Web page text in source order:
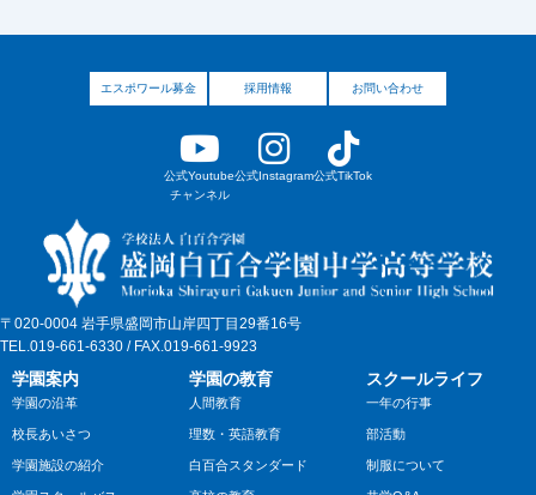
エスポワール募金 採用情報 お問い合わせ
公式Youtube
チャンネル
公式Instagram公式TikTok
〒020-0004 岩手県盛岡市山岸四丁目29番16号
TEL.019-661-6330 / FAX.019-661-9923
学園案内
学園の沿革
校長あいさつ
学園施設の紹介
学園の教育
人間教育
理数・英語教育
白百合スタンダード
スクールライフ
一年の行事
部活動
制服について